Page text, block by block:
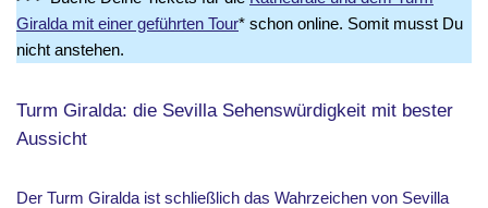
Giralda mit einer geführten Tour* schon online. Somit musst Du
nicht anstehen.
Turm Giralda: die Sevilla Sehenswürdigkeit mit bester
Aussicht
Der Turm Giralda ist schließlich das Wahrzeichen von Sevilla